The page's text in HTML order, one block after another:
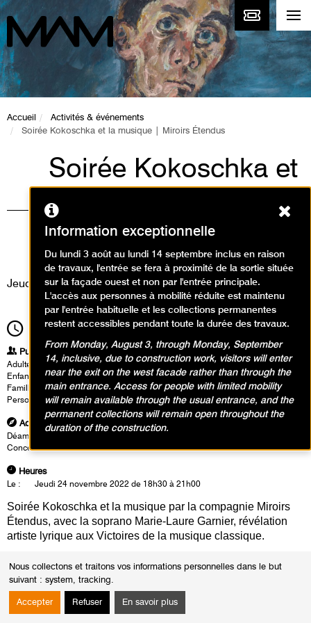
Nous collectons et traitons vos informations personnelles dans le but
suivant : system, tracking.
Accepter Refuser En savoir plus
Accueil
Activités & événements
Soirée Kokoschka et la musique | Miroirs Étendus
Soirée Kokoschka et
la musique | Miroirs
Étendus
Événement / Concert
Jeudi 24 novembre 2022
18h30Durée2h30
Publics
Adultes
Enfants / Ados
Famille
Personnes à mobilité réduite
Adresse
Déambulation : Exposition Oskar Kokoschka - Niveau 4 du musée
Concert : Salle Matisse - Niveau 3 du musée
Heures
Le : Jeudi 24 novembre 2022 de 18h30 à 21h00
Soirée Kokoschka et la musique par la compagnie Miroirs
Étendus, avec la soprano Marie-Laure Garnier, révélation
artiste lyrique aux Victoires de la musique classique.
domaine : l’intérêt de Kokoschka pour la musique tout au long de sa vie
ne souffre aucune limitation de genre, aucune querelle de chapelle ; à
première vue, son goût ne retranche rien à l’immense variété des
répertoires que les nombreux compositeurs (et compositrices — avec
Information exceptionnelle
Du lundi 3 août au lundi 14 septembre inclus en raison
de travaux, l'entrée se fera à proximité de la sortie située
sur la façade ouest et non par l'entrée principale.
L'accès aux personnes à mobilité réduite est maintenu
par l'entrée habituelle et les collections permanentes
restent accessibles pendant toute la durée des travaux.
From Monday, August 3, through Monday, September
14, inclusive, due to construction work, visitors will enter
near the exit on the west facade rather than through the
main entrance. Access for people with limited mobility
will remain available through the usual entrance, and the
permanent collections will remain open throughout the
duration of the construction.